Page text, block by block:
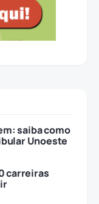
saiba como
Unoeste
carreiras